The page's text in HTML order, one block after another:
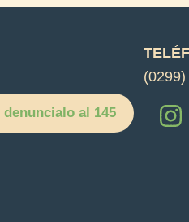
denuncialo al 145
I
n